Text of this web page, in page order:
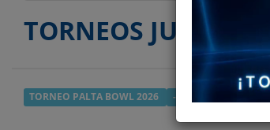
TORNEOS JUGADOS
TORNEO PALTA BOWL 2026 - DAMAS CUARTA